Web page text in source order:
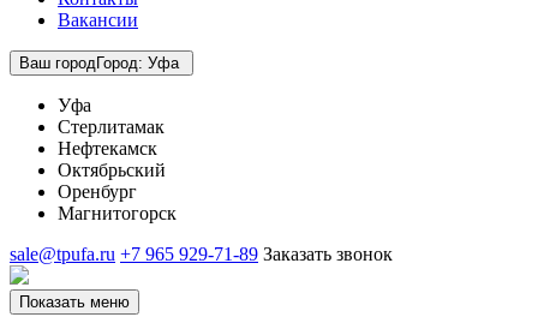
Вакансии
Ваш городГород: Уфа
Уфа
Стерлитамак
Нефтекамск
Октябрьский
Оренбург
Магнитогорск
sale@tpufa.ru +7 965 929-71-89 Заказать звонок
Показать меню